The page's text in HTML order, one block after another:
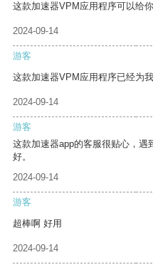
这款加速器VPM应用程序可以给
2024-09-14
游客
这款加速器VPM应用程序已经为
2024-09-14
游客
这款加速器app的客服很贴心，遇
好。
2024-09-14
游客
超棒啊 好用
2024-09-14